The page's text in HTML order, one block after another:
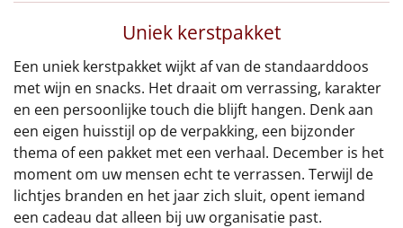
€75 tot €100
€100 en hoger
Alle kerstpakketten 2026
Thema
Uniek kerstpakket
Een uniek kerstpakket wijkt af van de standaarddoos
met wijn en snacks. Het draait om verrassing, karakter
en een persoonlijke touch die blijft hangen. Denk aan
een eigen huisstijl op de verpakking, een bijzonder
thema of een pakket met een verhaal. December is het
moment om uw mensen echt te verrassen. Terwijl de
lichtjes branden en het jaar zich sluit, opent iemand
een cadeau dat alleen bij uw organisatie past.